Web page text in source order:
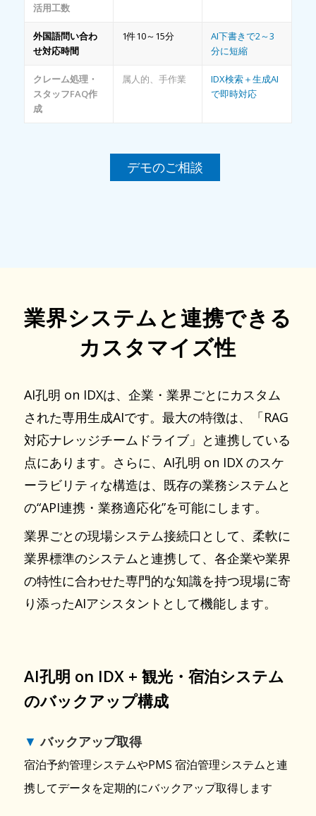
活用工数
外国語問い合わ
せ対応時間
1件10～15分
AI下書きで2～3
分に短縮
クレーム処理・
スタッフFAQ作
成
属人的、手作業
IDX検索＋生成AI
で即時対応
デモのご相談
業界システムと連携できる
カスタマイズ性
AI孔明 on IDXは、企業・業界ごとにカスタム
された専用生成AIです。最大の特徴は、「RAG
対応ナレッジチームドライブ」と連携している
点にあります。さらに、AI孔明 on IDX のスケ
ーラビリティな構造は、既存の業務システムと
の“API連携・業務適応化”を可能にします。
業界ごとの現場システム接続口として、柔軟に
業界標準のシステムと連携して、各企業や業界
の特性に合わせた専門的な知識を持つ現場に寄
り添ったAIアシスタントとして機能します。
AI孔明 on IDX + 観光・宿泊システム
のバックアップ構成
▼ バックアップ取得
宿泊予約管理システムやPMS 宿泊管理システムと連
携してデータを定期的にバックアップ取得します